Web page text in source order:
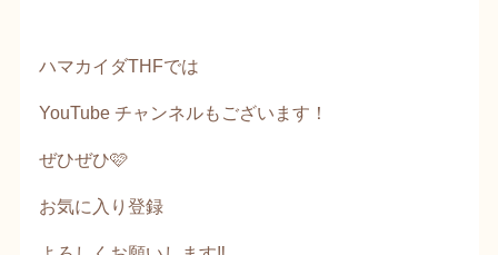
ハマカイダTHFでは
YouTube チャンネルもございます！
ぜひぜひ🩷
お気に入り登録